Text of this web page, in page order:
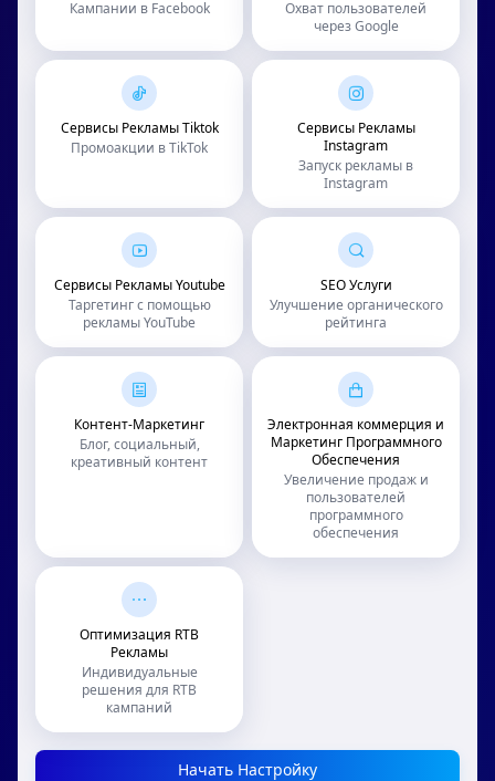
Кампании в Facebook
Охват пользователей
через Google
Сервисы Рекламы Tiktok
Промоакции в TikTok
Сервисы Рекламы
Instagram
Запуск рекламы в
Instagram
Сервисы Рекламы Youtube
Таргетинг с помощью
рекламы YouTube
SEO Услуги
Улучшение органического
рейтинга
Контент-Маркетинг
Блог, социальный,
креативный контент
Электронная коммерция и
Маркетинг Программного
Обеспечения
Увеличение продаж и
пользователей
программного
обеспечения
Оптимизация RTB
Рекламы
Индивидуальные
решения для RTB
кампаний
Начать Настройку